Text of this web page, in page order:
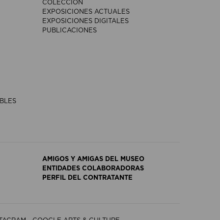
COLECCIÓN
EXPOSICIONES ACTUALES
EXPOSICIONES DIGITALES
PUBLICACIONES
AMIGOS Y AMIGAS DEL MUSEO
ENTIDADES COLABORADORAS
PERFIL DEL CONTRATANTE